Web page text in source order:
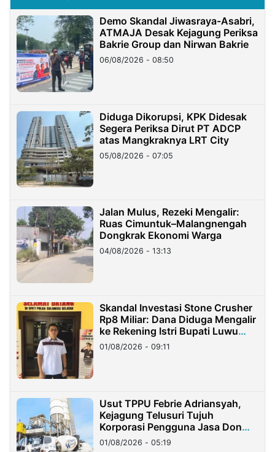
Demo Skandal Jiwasraya-Asabri,
ATMAJA Desak Kejagung Periksa
Bakrie Group dan Nirwan Bakrie
06/08/2026 - 08:50
Diduga Dikorupsi, KPK Didesak
Segera Periksa Dirut PT ADCP
atas Mangkraknya LRT City
05/08/2026 - 07:05
Jalan Mulus, Rezeki Mengalir:
Ruas Cimuntuk–Malangnengah
Dongkrak Ekonomi Warga
04/08/2026 - 13:13
Skandal Investasi Stone Crusher
Rp8 Miliar: Dana Diduga Mengalir
ke Rekening Istri Bupati Luwu
Timur
01/08/2026 - 09:11
Usut TPPU Febrie Adriansyah,
Kejagung Telusuri Tujuh
Korporasi Pengguna Jasa Don
Ritto
01/08/2026 - 05:19